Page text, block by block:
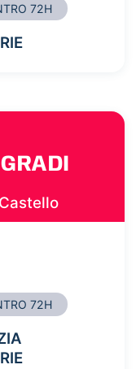
72H
72H